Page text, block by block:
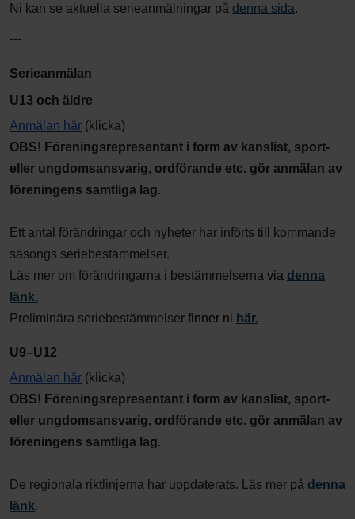
Ni kan se aktuella serieanmälningar på denna sida.
---
Serieanmälan
U13 och äldre
Anmälan här (klicka)
OBS! Föreningsrepresentant i form av kanslist, sport-
eller ungdomsansvarig, ordförande etc. gör anmälan av
föreningens samtliga lag.
Ett antal förändringar och nyheter har införts till kommande
säsongs seriebestämmelser.
Läs mer om förändringarna i bestämmelserna via d enna
länk.
Preliminära seriebestämmelser finner ni här.
U9–U12
Anmälan här (klicka)
OBS! Föreningsrepresentant i form av kanslist, sport-
eller ungdomsansvarig, ordförande etc. gör anmälan av
föreningens samtliga lag.
De regionala riktlinjerna har uppdaterats. Läs mer på denna
länk.